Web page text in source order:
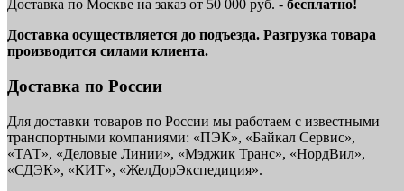
Доставка по Москве на заказ от 50 000 руб. - бесплатно!
Доставка осуществляется до подъезда. Разгрузка товара
производится силами клиента.
Доставка по России
Для доставки товаров по России мы работаем с известными
транспортными компаниями: «ПЭК», «Байкал Сервис»,
«ТАТ», «Деловые Линии», «Мэджик Транс», «НордВил»,
«СДЭК», «КИТ», «ЖелДорЭкспедиция».